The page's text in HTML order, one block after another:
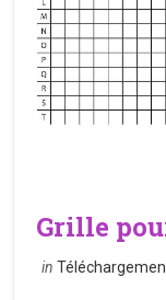
Grille
in